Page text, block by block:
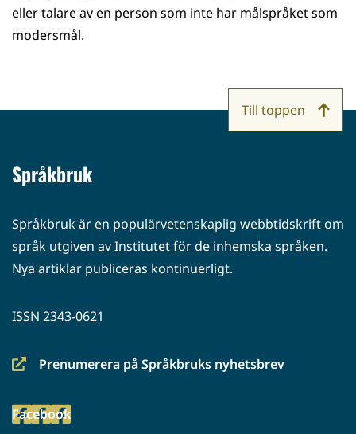
eller talare av en person som inte har målspråket som
modersmål.
Språkbruk
Språkbruk är en populärvetenskaplig webbtidskrift om
språk utgiven av Institutet för de inhemska språken.
Nya artiklar publiceras kontinuerligt.
ISSN 2343-0621
Prenumerera på Språkbruks nyhetsbrev
(siirryt
palveluun)
Facebook
(siirryt
Till toppen